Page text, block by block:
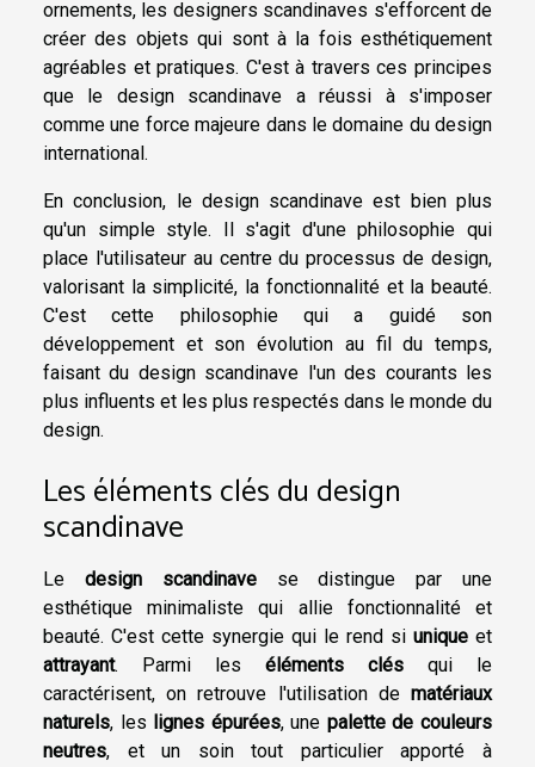
ornements, les designers scandinaves s'efforcent de
créer des objets qui sont à la fois esthétiquement
agréables et pratiques. C'est à travers ces principes
que le design scandinave a réussi à s'imposer
comme une force majeure dans le domaine du design
international.
En conclusion, le design scandinave est bien plus
qu'un simple style. Il s'agit d'une philosophie qui
place l'utilisateur au centre du processus de design,
valorisant la simplicité, la fonctionnalité et la beauté.
C'est cette philosophie qui a guidé son
développement et son évolution au fil du temps,
faisant du design scandinave l'un des courants les
plus influents et les plus respectés dans le monde du
design.
Les éléments clés du design
scandinave
Le design scandinavese distingue par une
esthétique minimaliste qui allie fonctionnalité et
beauté. C'est cette synergie qui le rend si unique et
attrayant. Parmi les éléments clés qui le
caractérisent, on retrouve l'utilisation de matériaux
naturels, les lignes épurées, une palette de couleurs
neutres, et un soin tout particulier apporté à